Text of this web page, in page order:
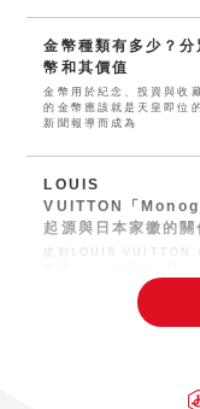
金幣種類有多少？
幣和其價值
金幣用於紀念、投資與收
的金幣應該就是天皇即位
新聞報導而成為
LOUIS
VUITTON「
起源與日本家徽的關
提到LOUIS VUITTON